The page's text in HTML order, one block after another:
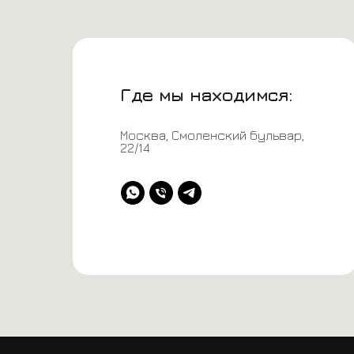
Где мы находимся:
Москва, Смоленский бульвар,
22/14
Контакты
+7 (993) 911-27-98
@P1Manager
+7 (993) 911-27-98